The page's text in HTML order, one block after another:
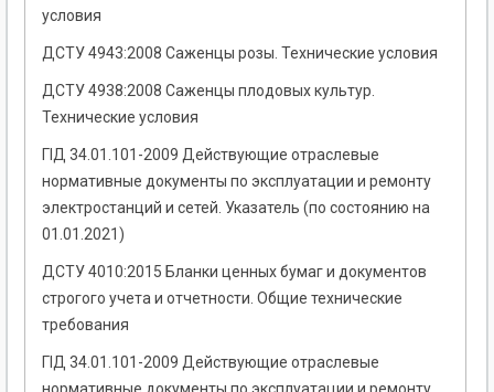
условия
ДСТУ 4943:2008 Саженцы розы. Технические условия
ДСТУ 4938:2008 Саженцы плодовых культур.
Технические условия
ГІД 34.01.101-2009 Действующие отраслевые
нормативные документы по эксплуатации и ремонту
электростанций и сетей. Указатель (по состоянию на
01.01.2021)
ДСТУ 4010:2015 Бланки ценных бумаг и документов
строгого учета и отчетности. Общие технические
требования
ГІД 34.01.101-2009 Действующие отраслевые